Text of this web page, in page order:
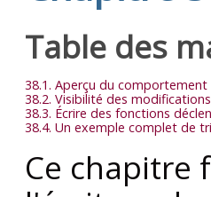
Table des
38.1. Aperçu du comportement
38.2. Visibilité des
38.3. Écrire des fonctions
38.4. Un exemple complet de
Ce chapitre